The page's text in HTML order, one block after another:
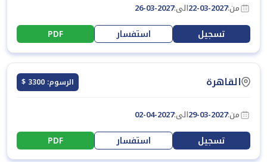
من:22-03-2027الى:26-03-2027
تسجيل استفسار PDF
القاهرة الرسوم: 3300 $
من:29-03-2027الى:02-04-2027
تسجيل استفسار PDF